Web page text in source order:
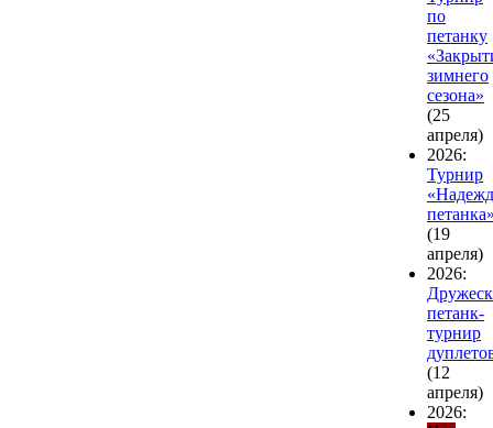
по
петанку
зимнего
сезона»
(25
апреля)
2026:
Турнир
(19
апреля)
2026:
петанк-
турнир
(12
апреля)
2026: